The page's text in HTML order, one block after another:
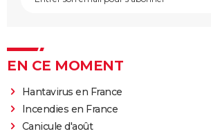
EN CE MOMENT
Hantavirus en France
Incendies en France
Canicule d'août